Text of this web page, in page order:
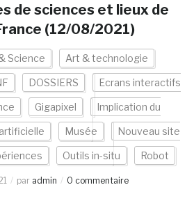
de sciences et lieux de
(12/08/2021)
Science Art & technologie
DOSSIERS Ecrans interactifs
Gigapixel Implication du
Musée Nouveau site
Outils in-situ Robot
par admin 0 commentaire